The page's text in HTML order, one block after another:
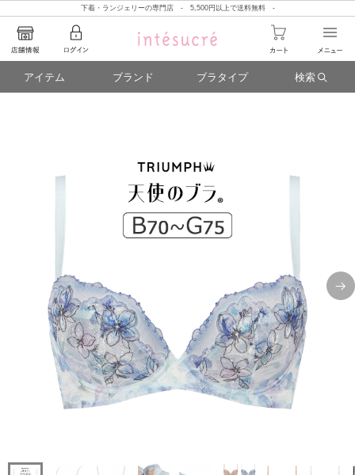
下着・ランジェリーの専門店 - 5,500円以上で送料無料 -
アイテム ブランド ブラタイプ 検索